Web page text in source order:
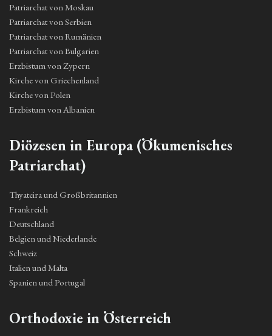
Patriarchat von Moskau
Patriarchat von Serbien
Patriarchat von Rumänien
Patriarchat von Bulgarien
Erzbistum von Zypern
Kirche von Griechenland
Kirche von Polen
Erzbistum von Albanien
Diözesen in Europa (Ökumenisches
Patriarchat)
Thyateira und Großbritannien
Frankreich
Deutschland
Belgien und Niederlande
Schweiz
Italien und Malta
Spanien und Portugal
Orthodoxie in Österreich